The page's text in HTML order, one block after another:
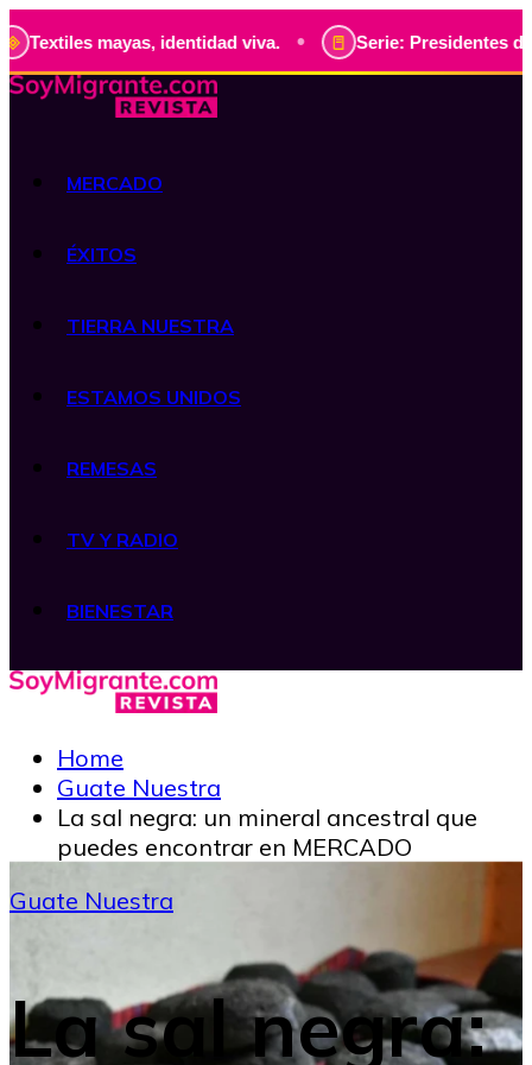
identidad viva. • Serie: Presidentes de
MERCADO
ÉXITOS
TIERRA NUESTRA
ESTAMOS UNIDOS
REMESAS
TV Y RADIO
BIENESTAR
Home
Guate Nuestra
La sal negra: un mineral ancestral que
puedes encontrar en MERCADO
Guate Nuestra
La sal negra: